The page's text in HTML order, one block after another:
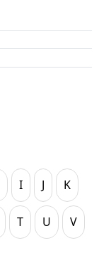
I J K
T U V